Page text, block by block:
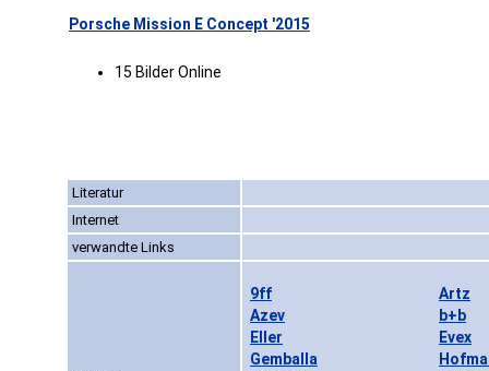
Porsche Mission E Concept '2015
15 Bilder Online
Literatur
Internet
verwandte Links
9ff
Artz
Azev
b+b
Eller
Evex
Gemballa